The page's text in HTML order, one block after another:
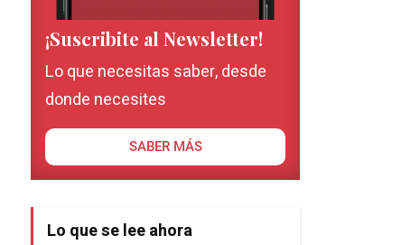
¡Suscribite al Newsletter!
Lo que necesitas saber, desde
donde necesites
SABER MÁS
Lo que se lee ahora